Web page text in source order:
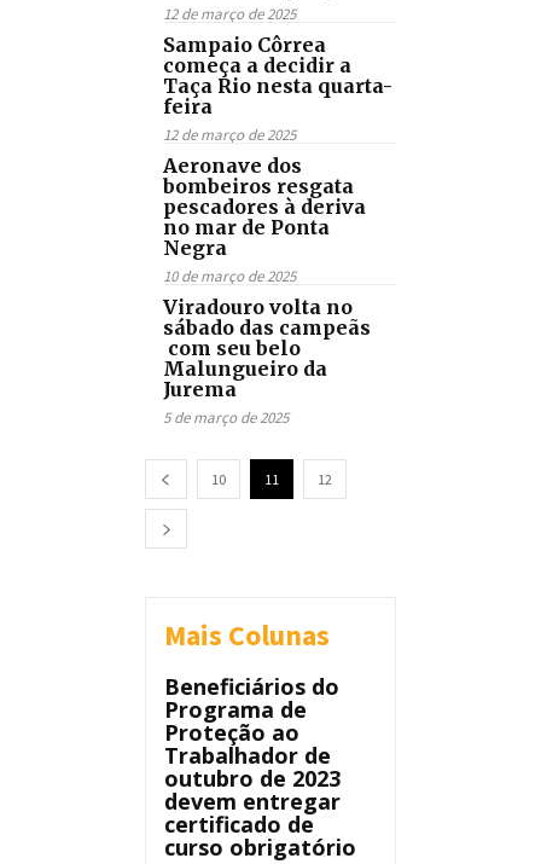
12 de março de 2025
Sampaio Côrrea
começa a decidir a
Taça Rio nesta quarta-
feira
12 de março de 2025
Aeronave dos
bombeiros resgata
pescadores à deriva
no mar de Ponta
Negra
10 de março de 2025
Viradouro volta no
sábado das campeãs
com seu belo
Malungueiro da
Jurema
5 de março de 2025
10 11 12
Mais Colunas
Beneficiários do
Programa de
Proteção ao
Trabalhador de
outubro de 2023
devem entregar
certificado de
curso obrigatório